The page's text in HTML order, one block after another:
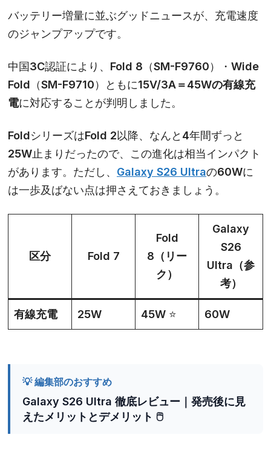
バッテリー増量に並ぶグッドニュースが、充電速度
のジャンプアップです。
中国3C認証により、Fold 8（SM-F9760）・Wide
Fold（SM-F9710）ともに15V/3A＝45Wの有線充
電に対応することが判明しました。
FoldシリーズはFold 2以降、なんと4年間ずっと
25W止まりだったので、この進化は相当インパクト
があります。ただし、 Galaxy S26 Ultraの60Wに
は一歩及ばない点は押さえておきましょう。
区分 Fold 7
Fold
8（リー
ク）
Galaxy
S26
Ultra（参
考）
有線充電 25W 45W ⭐ 60W
💡 編集部のおすすめ
Galaxy S26 Ultra 徹底レビュー｜発売後に見
えたメリットとデメリット 🖱️